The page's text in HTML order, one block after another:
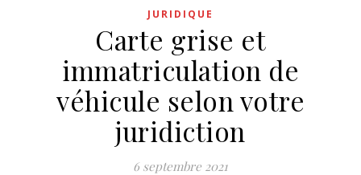
JURIDIQUE
Carte grise et
immatriculation de
véhicule selon votre
juridiction
6 septembre 2021